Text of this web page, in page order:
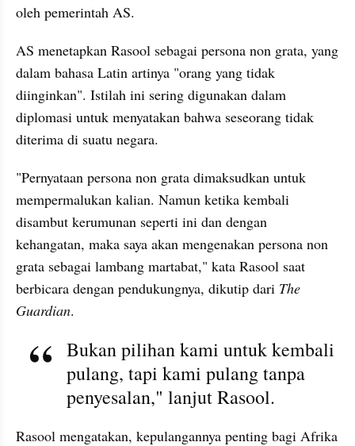
oleh pemerintah AS.
AS menetapkan Rasool sebagai persona non grata, yang
dalam bahasa Latin artinya "orang yang tidak
diinginkan". Istilah ini sering digunakan dalam
diplomasi untuk menyatakan bahwa seseorang tidak
diterima di suatu negara.
"Pernyataan persona non grata dimaksudkan untuk
mempermalukan kalian. Namun ketika kembali
disambut kerumunan seperti ini dan dengan
kehangatan, maka saya akan mengenakan persona non
grata sebagai lambang martabat," kata Rasool saat
berbicara dengan pendukungnya, dikutip dari The
Guardian.
Bukan pilihan kami untuk kembali
pulang, tapi kami pulang tanpa
penyesalan," lanjut Rasool.
Rasool mengatakan, kepulangannya penting bagi Afrika